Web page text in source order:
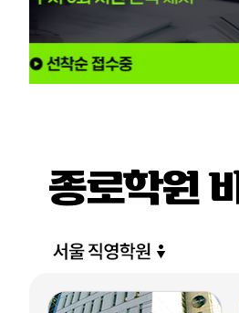
종로학원